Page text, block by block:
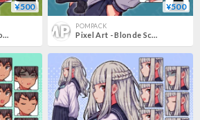
¥500
Pixel Art - Suited Brown-haired Man (30s-40s) - Teacher/Businessman with 10 Expressions + More.
¥500
POMPACK
Pixel Art - Blonde Schoolboy in Uniform - 10 Expressions + More